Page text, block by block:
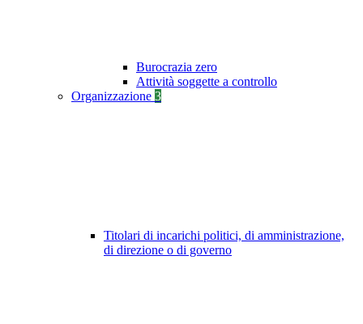
Burocrazia zero
Attività soggette a controllo
Organizzazione 3
Titolari di incarichi politici, di amministrazione,
di direzione o di governo